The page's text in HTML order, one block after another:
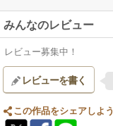
みんなのレビュー
レビュー募集中！
レビューを書く
この作品をシェアしよう